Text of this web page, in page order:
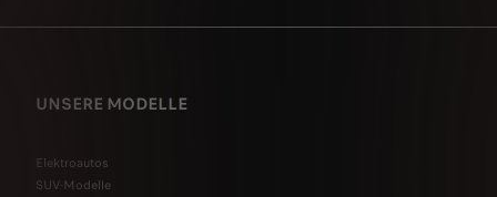
UNSERE MODELLE
Elektroautos
SUV-Modelle